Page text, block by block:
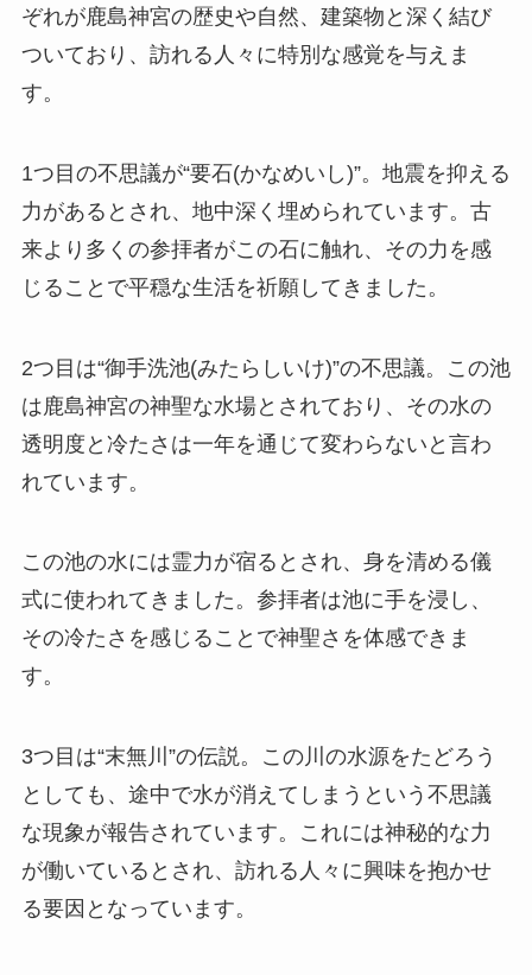
ぞれが鹿島神宮の歴史や自然、建築物と深く結び
ついており、訪れる人々に特別な感覚を与えま
す。
1つ目の不思議が“要石(かなめいし)”。地震を抑える
力があるとされ、地中深く埋められています。古
来より多くの参拝者がこの石に触れ、その力を感
じることで平穏な生活を祈願してきました。
2つ目は“御手洗池(みたらしいけ)”の不思議。この池
は鹿島神宮の神聖な水場とされており、その水の
透明度と冷たさは一年を通じて変わらないと言わ
れています。
この池の水には霊力が宿るとされ、身を清める儀
式に使われてきました。参拝者は池に手を浸し、
その冷たさを感じることで神聖さを体感できま
す。
3つ目は“末無川”の伝説。この川の水源をたどろう
としても、途中で水が消えてしまうという不思議
な現象が報告されています。これには神秘的な力
が働いているとされ、訪れる人々に興味を抱かせ
る要因となっています。